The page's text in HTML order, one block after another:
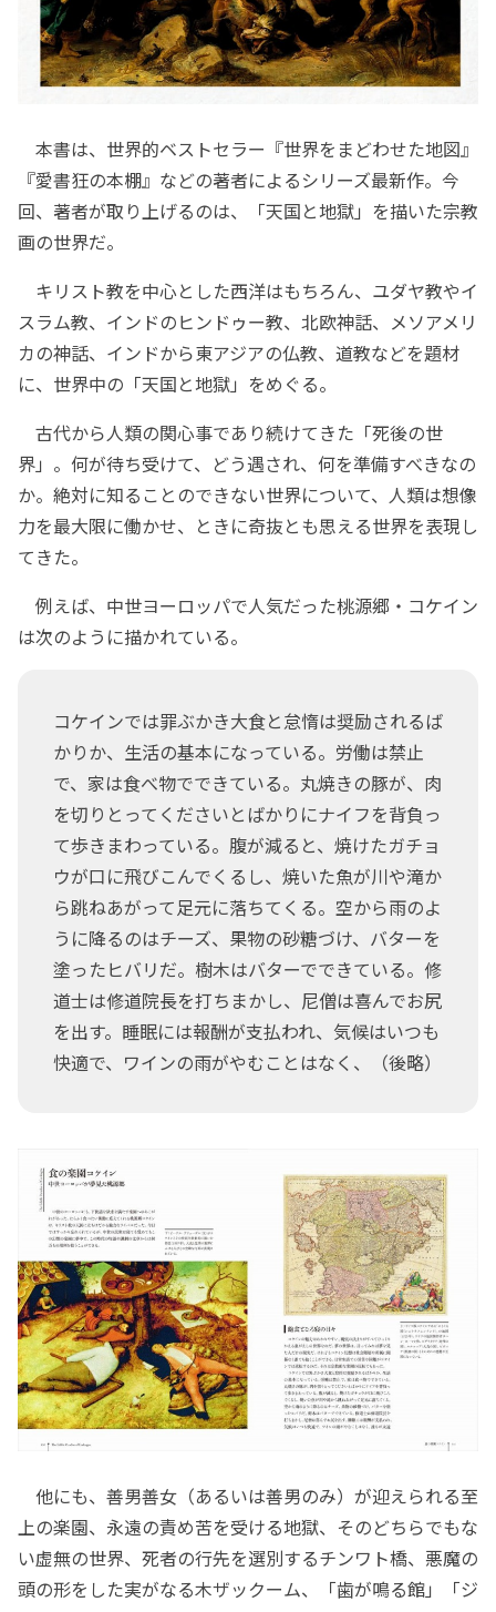
本書は、世界的ベストセラー『世界をまどわせた地図』
『愛書狂の本棚』などの著者によるシリーズ最新作。今
回、著者が取り上げるのは、「天国と地獄」を描いた宗教
画の世界だ。
キリスト教を中心とした西洋はもちろん、ユダヤ教やイ
スラム教、インドのヒンドゥー教、北欧神話、メソアメリ
カの神話、インドから東アジアの仏教、道教などを題材
に、世界中の「天国と地獄」をめぐる。
古代から人類の関心事であり続けてきた「死後の世
界」。何が待ち受けて、どう遇され、何を準備すべきなの
か。絶対に知ることのできない世界について、人類は想像
力を最大限に働かせ、ときに奇抜とも思える世界を表現し
てきた。
例えば、中世ヨーロッパで人気だった桃源郷・コケイン
は次のように描かれている。
コケインでは罪ぶかき大食と怠惰は奨励されるば
かりか、生活の基本になっている。労働は禁止
で、家は食べ物でできている。丸焼きの豚が、肉
を切りとってくださいとばかりにナイフを背負っ
て歩きまわっている。腹が減ると、焼けたガチョ
ウが口に飛びこんでくるし、焼いた魚が川や滝か
ら跳ねあがって足元に落ちてくる。空から雨のよ
うに降るのはチーズ、果物の砂糖づけ、バターを
塗ったヒバリだ。樹木はバターでできている。修
道士は修道院長を打ちまかし、尼僧は喜んでお尻
を出す。睡眠には報酬が支払われ、気候はいつも
快適で、ワインの雨がやむことはなく、（後略）
他にも、善男善女（あるいは善男のみ）が迎えられる至
上の楽園、永遠の責め苦を受ける地獄、そのどちらでもな
い虚無の世界、死者の行先を選別するチンワト橋、悪魔の
頭の形をした実がなる木ザックーム、「歯が鳴る館」「ジ